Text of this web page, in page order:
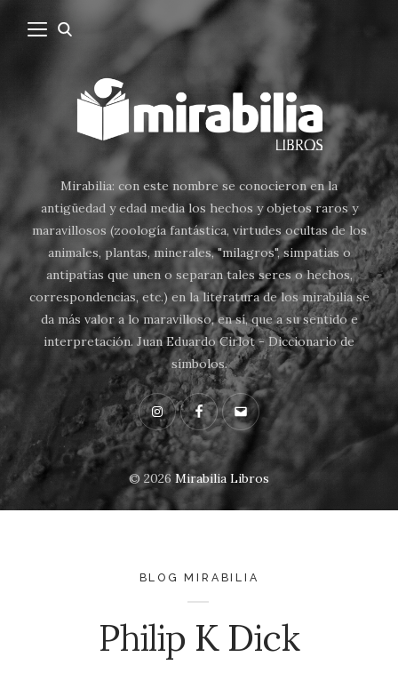
Mirabilia: con este nombre se conocieron en la
antigüedad y edad media los hechos y objetos raros y
maravillosos (zoología fantástica, virtudes ocultas de los
animales, plantas, minerales, "milagros", simpatias o
antipatias que unen o separan tales seres o hechos,
correspondencias, etc.) en la literatura de los mirabilia se
da más valor a lo maravilloso, en sí, que a su sentido e
interpretación. Juan Eduardo Cirlot - Diccionario de
símbolos.
InstagramFacebook
Email
© 2026 Mirabilia Libros
BLOG MIRABILIA
Philip K Dick